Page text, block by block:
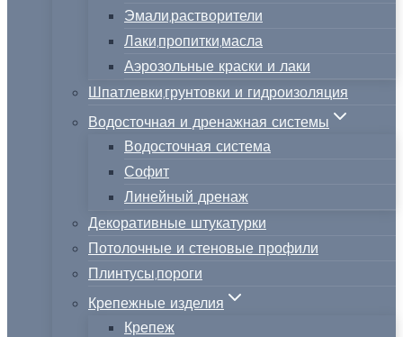
Эмали,растворители
Лаки,пропитки,масла
Аэрозольные краски и лаки
Шпатлевки,грунтовки и гидроизоляция
Водосточная и дренажная системы
Водосточная система
Софит
Линейный дренаж
Декоративные штукатурки
Потолочные и стеновые профили
Плинтусы,пороги
Крепежные изделия
Крепеж